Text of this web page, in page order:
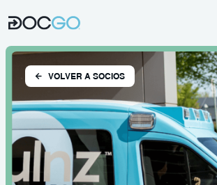
VOLVER A SOCIOS